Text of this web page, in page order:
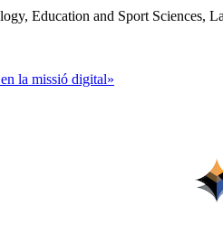
Education and Sport Sciences,
la missió digital»